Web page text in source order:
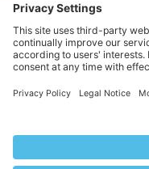
Partner Program
COMMUNITY